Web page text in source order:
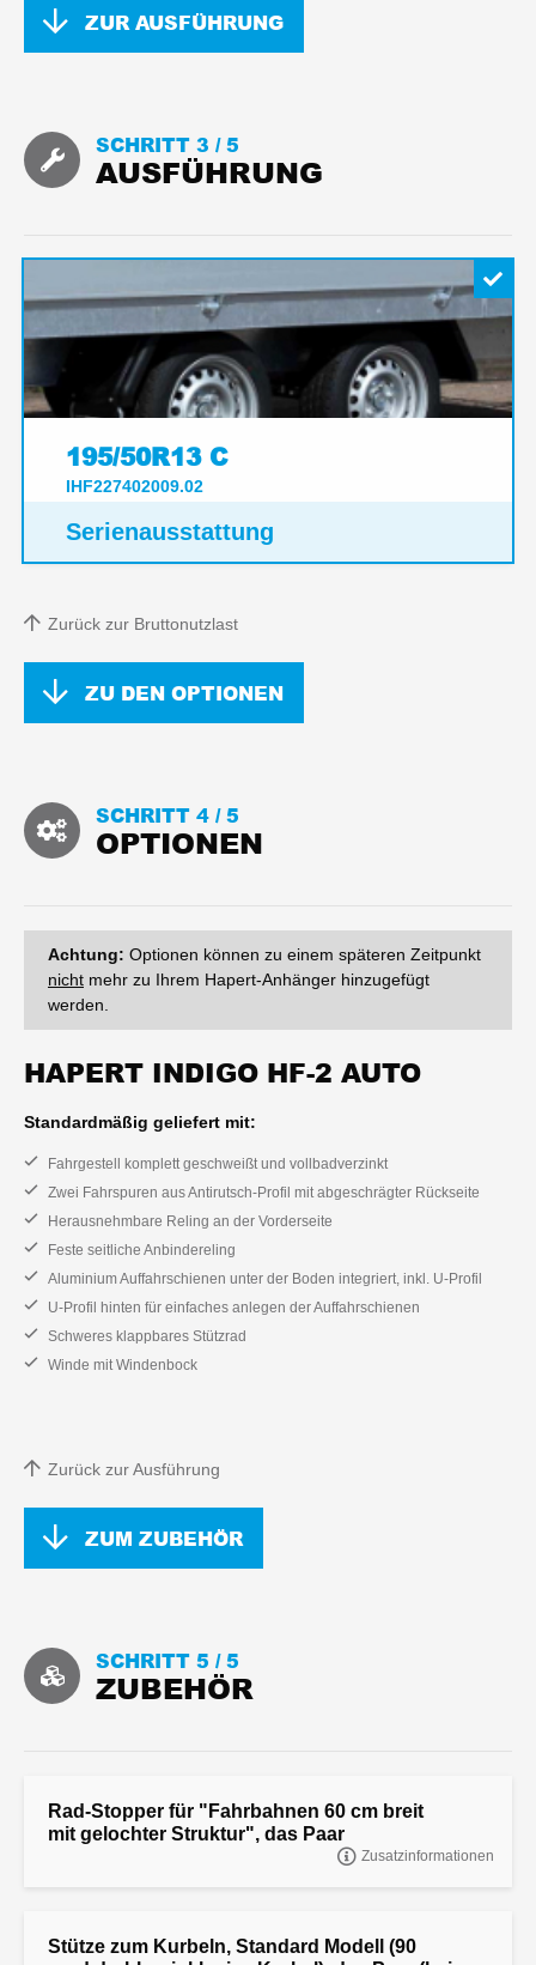
ZUR AUSFÜHRUNG
AUSFÜHRUNG
SCHRITT 3 / 5
195/50R13 C
IHF227402009.02
Serienausstattung
Zurück zur Bruttonutzlast
ZU DEN OPTIONEN
OPTIONEN
SCHRITT 4 / 5
Achtung: Optionen können zu einem späteren Zeitpunkt
nicht mehr zu Ihrem Hapert-Anhänger hinzugefügt
werden.
HAPERT INDIGO HF-2 AUTO
Standardmäßig geliefert mit:
Fahrgestell komplett geschweißt und vollbadverzinkt
Zwei Fahrspuren aus Antirutsch-Profil mit abgeschrägter Rückseite
Herausnehmbare Reling an der Vorderseite
Feste seitliche Anbindereling
Aluminium Auffahrschienen unter der Boden integriert, inkl. U-Profil
U-Profil hinten für einfaches anlegen der Auffahrschienen
Schweres klappbares Stützrad
Winde mit Windenbock
Zurück zur Ausführung
ZUM ZUBEHÖR
ZUBEHÖR
SCHRITT 5 / 5
Rad-Stopper für "Fahrbahnen 60 cm breit
mit gelochter Struktur", das Paar
Zusatzinformationen
Stütze zum Kurbeln, Standard Modell (90